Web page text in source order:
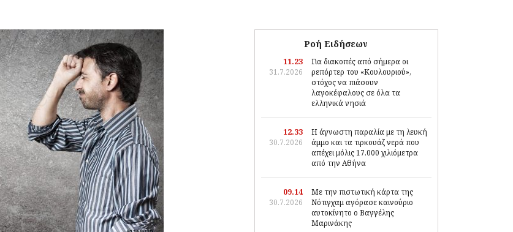
Ροή Ειδήσεων
11.23
31.7.2026
Για διακοπές από σήμερα οι
ρεπόρτερ του «Κουλουριού»,
στόχος να πιάσουν
λαγοκέφαλους σε όλα τα
ελληνικά νησιά
12.33
30.7.2026
Η άγνωστη παραλία με τη λευκή
άμμο και τα τιρκουάζ νερά που
απέχει μόλις 17.000 χιλιόμετρα
από την Αθήνα
09.14
30.7.2026
Με την πιστωτική κάρτα της
Νότιγχαμ αγόρασε καινούριο
αυτοκίνητο ο Βαγγέλης
Μαρινάκης